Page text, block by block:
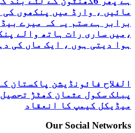
مائیں ، وارڈ میں پنکھوں
برابر ہے ستم یہ کہ میرے
،میں ساری رات ہاتھ والے
ہوا دیتی ہوں ، ایک ماں کی
الفلاح فائونڈیشن پاکستان
پبلک سکول عثمان کھٹڑ تحصیل
میڈیکل کیمپ کا انعقاد
Our Social Networks